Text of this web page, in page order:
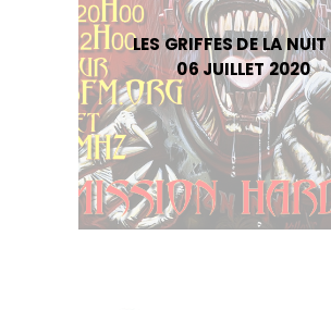
LES GRIFFES DE LA
06 JUILLET 2020